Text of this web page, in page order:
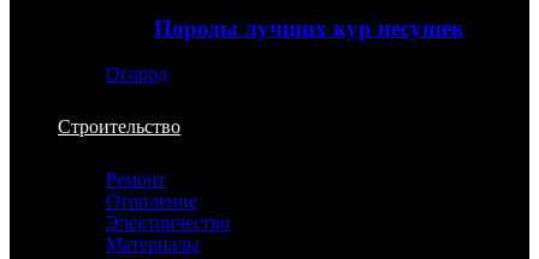
Породы лучших кур несушек
Огород
Строительство
Ремонт
Отопление
Электричество
Материалы